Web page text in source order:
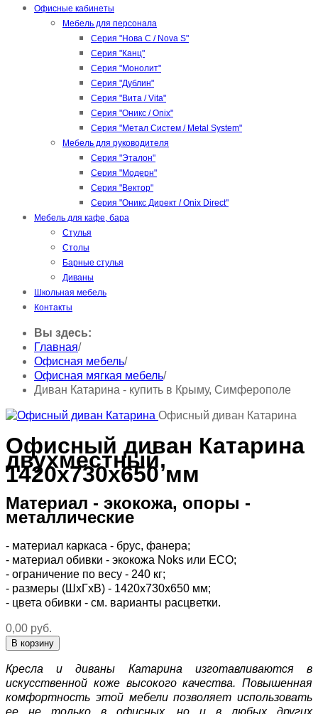
Офисные кабинеты
Мебель для персонала
Серия "Нова С / Nova S"
Серия "Канц"
Серия "Монолит"
Серия "Дублин"
Серия "Вита / Vita"
Серия "Оникс / Onix"
Серия "Метал Систем / Metal System"
Мебель для руководителя
Серия "Эталон"
Серия "Модерн"
Серия "Вектор"
Серия "Оникс Директ / Onix Direct"
Мебель для кафе, бара
Стулья
Столы
Барные стулья
Диваны
Школьная мебель
Контакты
Вы здесь:
Главная/
Офисная мебель/
Офисная мягкая мебель/
Диван Катарина - купить в Крыму, Симферополе
Офисный диван Катарина
Офисный диван Катарина
двухместный,
1420х730х650 мм
Материал - экокожа, опоры -
металлические
- материал каркаса - брус, фанера;
- материал обивки - экокожа Noks или ECO;
- ограничение по весу - 240 кг;
- размеры (ШхГхВ) - 1420х730х650 мм;
- цвета обивки - см. варианты расцветки.
0,00 руб.
Кресла и диваны Катарина изготавливаются в
искусственной коже высокого качества. Повышенная
комфортность этой мебели позволяет использовать
ее не только в офисных, но и в любых других